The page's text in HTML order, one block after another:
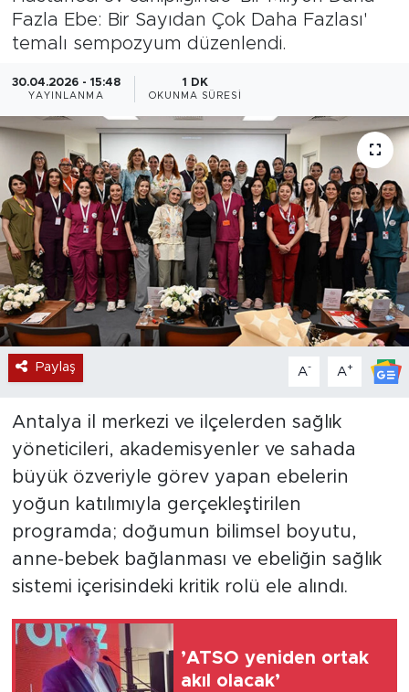
Fazla Ebe: Bir Sayıdan Çok Daha Fazlası'
temalı sempozyum düzenlendi.
30.04.2026 - 15:48
YAYINLANMA
1 DK
OKUNMA SÜRESI
Paylaş A- A+
Antalya il merkezi ve ilçelerden sağlık
yöneticileri, akademisyenler ve sahada
büyük özveriyle görev yapan ebelerin
yoğun katılımıyla gerçekleştirilen
programda; doğumun bilimsel boyutu,
anne-bebek bağlanması ve ebeliğin sağlık
sistemi içerisindeki kritik rolü ele alındı.
’ATSO yeniden ortak
akıl olacak’
Özel Haber
Resmi İlanlar
Sağlık
Spor
Turizm